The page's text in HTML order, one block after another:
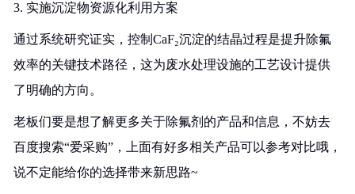
3. 实施沉淀物资源化利用方案
通过系统研究证实，控制CaF₂沉淀的结晶过程是提升除氟
效率的关键技术路径，这为废水处理设施的工艺设计提供
了明确的方向。
老板们要是想了解更多关于除氟剂的产品和信息，不妨去
百度搜索“爱采购”，上面有好多相关产品可以参考对比哦，
说不定能给你的选择带来新思路~